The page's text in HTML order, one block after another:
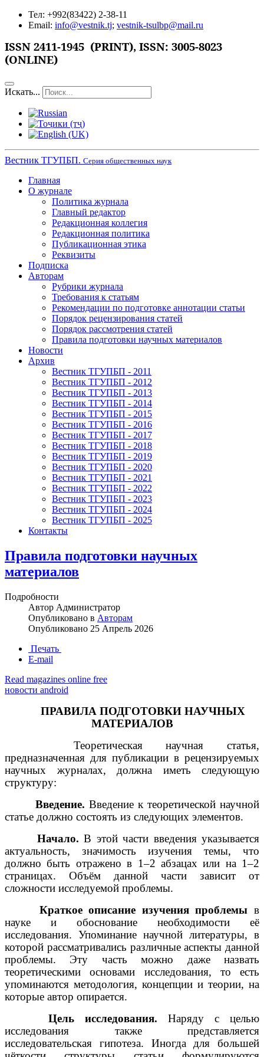
Тел: +992(83422) 2-38-11
Email: info@vestnik.tj; vestnik-tsulbp@mail.ru
ISSN 2411-1945 (PRINT), ISSN: 3005-8023
(ONLINE)
Искать...
Вестник ТГУПБП. Серия общественных наук
Главная
О журнале
Политика журнала
Главный редактор
Редакционная коллегия
Редакционная политика
Публикационная этика
Реквизиты
Подписка
Авторам
Рубрики журнала
Требования к статьям
Рекомендации по подготовке аннотации статьи
Порядок рецензирования статей
Порядок рассмотрения статей
Правила подготовки научных материалов
Новости
Архив
Вестник ТГУПБП - 2011
Вестник ТГУПБП - 2012
Вестник ТГУПБП - 2013
Вестник ТГУПБП - 2014
Вестник ТГУПБП - 2015
Вестник ТГУПБП - 2016
Вестник ТГУПБП - 2017
Вестник ТГУПБП - 2018
Вестник ТГУПБП - 2019
Вестник ТГУПБП - 2020
Вестник ТГУПБП - 2021
Вестник ТГУПБП - 2022
Вестник ТГУПБП - 2023
Вестник ТГУПБП - 2024
Вестник ТГУПБП - 2025
Контакты
Правила подготовки научных
материалов
Подробности
Автор Администратор
Опубликовано в Авторам
Опубликовано 25 Апрель 2026
Печать
E-mail
Read magazines online free
новости android
ПРАВИЛА ПОДГОТОВКИ НАУЧНЫХ
МАТЕРИАЛОВ
Теоретическая научная статья,
предназначенная для публикации в рецензируемых
научных журналах, должна иметь следующую
структуру:
Введение. Введение к теоретической научной
статье должно состоять из следующих элементов.
Начало.В этой части введения указывается
актуальность, значимость изучения темы, что
должно быть отражено в 1–2 абзацах или на 1–2
страницах. Объём данной части зависит от
сложности исследуемой проблемы.
Краткое описание изучения проблемы в
науке и обоснование необходимости её
исследования. Упоминание научной литературы, в
которой рассматривались различные аспекты данной
проблемы. Эту часть можно даже назвать
теоретическими основами исследования, то есть
упоминаются методология, концепции и теории, на
которые автор опирается.
Цель исследования. Наряду с целью
исследования также представляется
исследовательская гипотеза. Иногда для большей